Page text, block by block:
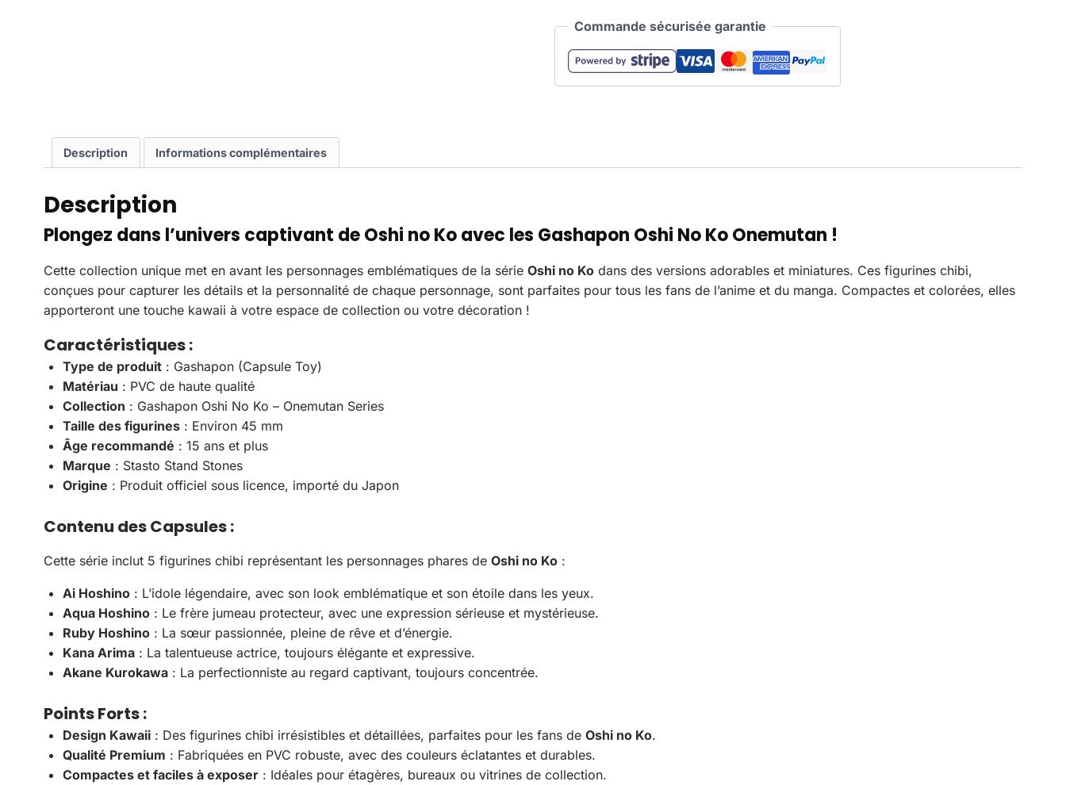
Commande sécurisée garantie
Description Informations complémentaires
Description
Plongez dans l’univers captivant deOshi no Koavec les Gashapon Oshi No Ko Onemutan !
Cette collection unique met en avant les personnages emblématiques de la série Oshi no Ko dans des versions adorables et miniatures. Ces figurines chibi,
conçues pour capturer les détails et la personnalité de chaque personnage, sont parfaites pour tous les fans de l’anime et du manga. Compactes et colorées, elles
apporteront une touche kawaii à votre espace de collection ou votre décoration !
Caractéristiques:
Type de produit : Gashapon (Capsule Toy)
Matériau : PVC de haute qualité
Collection : Gashapon Oshi No Ko – Onemutan Series
Taille des figurines : Environ 45 mm
Âge recommandé : 15 ans et plus
Marque : Stasto Stand Stones
Origine : Produit officiel sous licence, importé du Japon
Contenu des Capsules:
Cette série inclut 5 figurines chibi représentant les personnages phares de Oshi no Ko :
Ai Hoshino : L’idole légendaire, avec son look emblématique et son étoile dans les yeux.
Aqua Hoshino : Le frère jumeau protecteur, avec une expression sérieuse et mystérieuse.
Ruby Hoshino : La sœur passionnée, pleine de rêve et d’énergie.
Kana Arima : La talentueuse actrice, toujours élégante et expressive.
Akane Kurokawa : La perfectionniste au regard captivant, toujours concentrée.
Points Forts:
Design Kawaii : Des figurines chibi irrésistibles et détaillées, parfaites pour les fans de Oshi no Ko.
Qualité Premium : Fabriquées en PVC robuste, avec des couleurs éclatantes et durables.
Compactes et faciles à exposer : Idéales pour étagères, bureaux ou vitrines de collection.